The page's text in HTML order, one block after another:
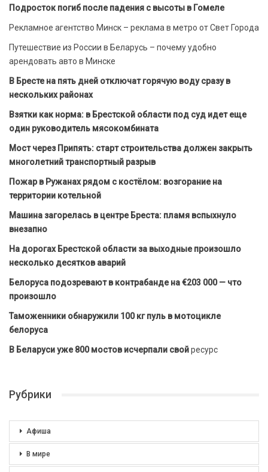
Подросток погиб после падения с высоты в Гомеле
Рекламное агентство Минск – реклама в метро от Свет Города
Путешествие из России в Беларусь – почему удобно
арендовать авто в Минске
В Бресте на пять дней отключат горячую воду сразу в
нескольких районах
Взятки как норма: в Брестской области под суд идет еще
один руководитель мясокомбината
Мост через Припять: старт строительства должен закрыть
многолетний транспортный разрыв
Пожар в Ружанах рядом с костёлом: возгорание на
территории котельной
Машина загорелась в центре Бреста: пламя вспыхнуло
внезапно
На дорогах Брестской области за выходные произошло
несколько десятков аварий
Белоруса подозревают в контрабанде на €203 000 — что
произошло
Таможенники обнаружили 100 кг пуль в мотоцикле
белоруса
В Беларуси уже 800 мостов исчерпали свойресурс
Рубрики
Афиша
В мире